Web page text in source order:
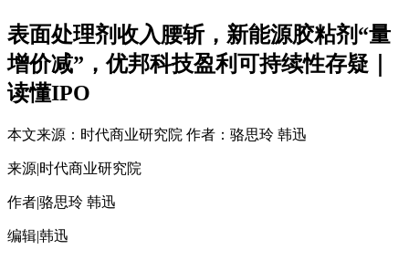
表面处理剂收入腰斩，新能源胶粘剂“量
增价减”，优邦科技盈利可持续性存疑｜
读懂IPO
本文来源：时代商业研究院 作者：骆思玲 韩迅
来源|时代商业研究院
作者|骆思玲 韩迅
编辑|韩迅